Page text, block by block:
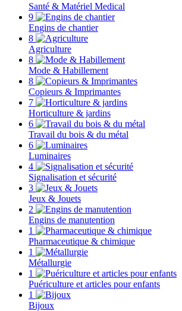
Santé & Matériel Medical
9
Engins de chantier
8
Agriculture
8
Mode & Habillement
8
Copieurs & Imprimantes
7
Horticulture & jardins
6
Travail du bois & du métal
6
Luminaires
4
Signalisation et sécurité
3
Jeux & Jouets
2
Engins de manutention
1
Pharmaceutique & chimique
1
Métallurgie
1
Puériculture et articles pour enfants
1
Bijoux